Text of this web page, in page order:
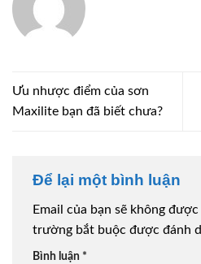
Ưu nhược điểm của sơn
Maxilite bạn đã biết chưa?
Để lại một bình luận
Email của bạn sẽ không
trường bắt buộc được đánh
Bình luận *